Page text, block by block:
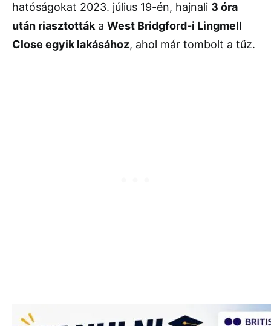
hatóságokat 2023. július 19-én, hajnali 3 óra
után riasztották a West Bridgford-i Lingmell
Close egyik lakásához, ahol már tombolt a tűz.